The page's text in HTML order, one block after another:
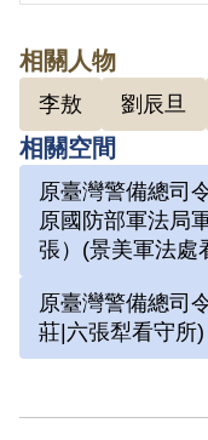
炸案」、「
屏東營業所
司令部保安總
行偵訊長達
法處看守所
刑。服刑期
板為桌，開
六號牢房，
個面構築出
相關人物
李敖 劉辰旦
相關空間
原臺灣警備總司
原國防部軍法局
張）(景美軍法處
原臺灣警備總司
莊|六張犁看守所)